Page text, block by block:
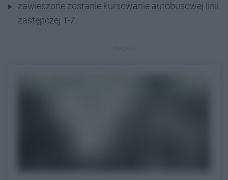
zawieszone zostanie kursowanie autobusowej linii
zastępczej T-7.